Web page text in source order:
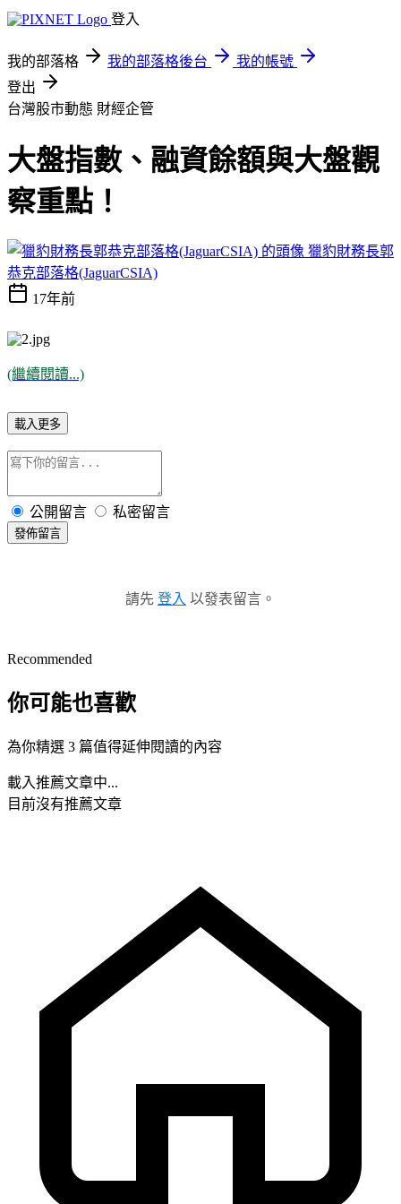
登入
我的部落格 我的部落格後台
我的帳號
登出
台灣股市動態 財經企管
大盤指數、融資餘額與大盤觀
察重點！
獵豹財務長郭
恭克部落格(JaguarCSIA)
17年前
(繼續閱讀...)
載入更多
公開留言 私密留言
發佈留言
請先 登入 以發表留言。
Recommended
你可能也喜歡
為你精選 3 篇值得延伸閱讀的內容
載入推薦文章中...
目前沒有推薦文章